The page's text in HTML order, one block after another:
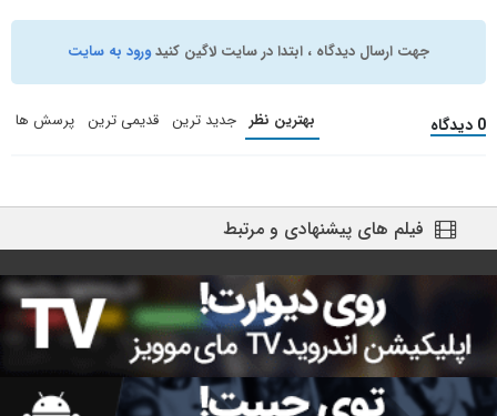
جهت ارسال دیدگاه ، ابتدا در سایت لاگین کنیدورود به سایت
0 دیدگاه بهترین نظر جدید ترین قدیمی ترین پرسش ها
فیلم های پیشنهادی و مرتبط